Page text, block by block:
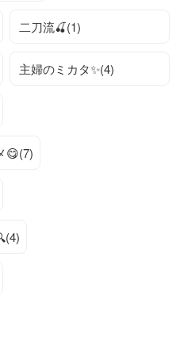
二刀流🍒(1)
主婦のミカタ✨(4)
😋(7)